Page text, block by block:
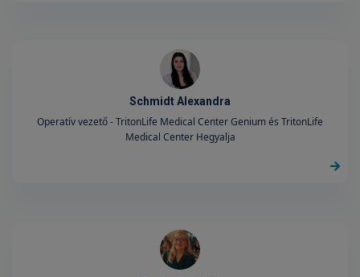
Schmidt Alexandra
Operatív vezető - TritonLife Medical Center Genium és TritonLife
Medical Center Hegyalja